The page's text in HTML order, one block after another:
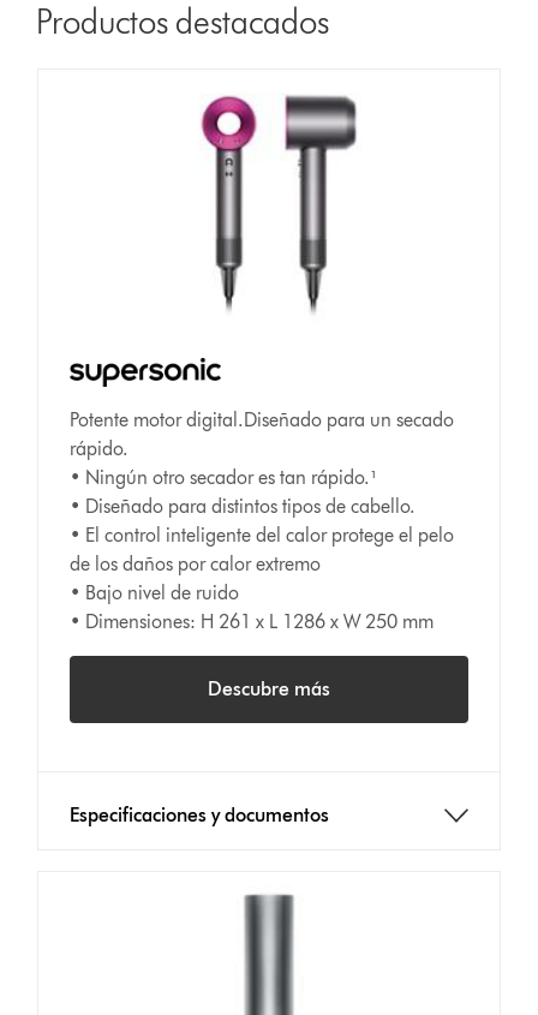
Productos destacados
Potente motor digital.Diseñado para un secado
rápido.
• Ningún otro secador es tan rápido.¹
• Diseñado para distintos tipos de cabello.
• El control inteligente del calor protege el pelo
de los daños por calor extremo
• Bajo nivel de ruido
• Dimensiones: H 261 x L 1286 x W 250 mm
Descubre más
Especificaciones y documentos